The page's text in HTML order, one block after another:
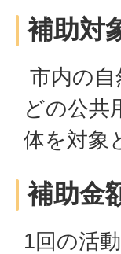
補助対
市内の
どの公共
体を対象
補助金
1回の活